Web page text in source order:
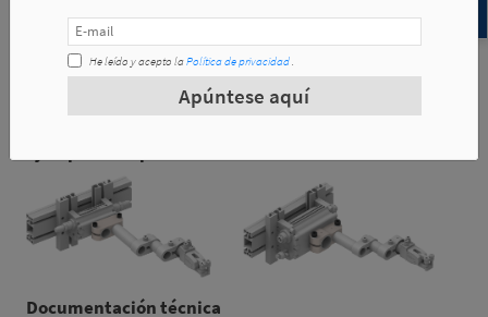
UP2-30-30-F 30 30 45
40 30
Documentación técnica
He leído y acepto laPolítica de privacidad.
Apúntese aquí